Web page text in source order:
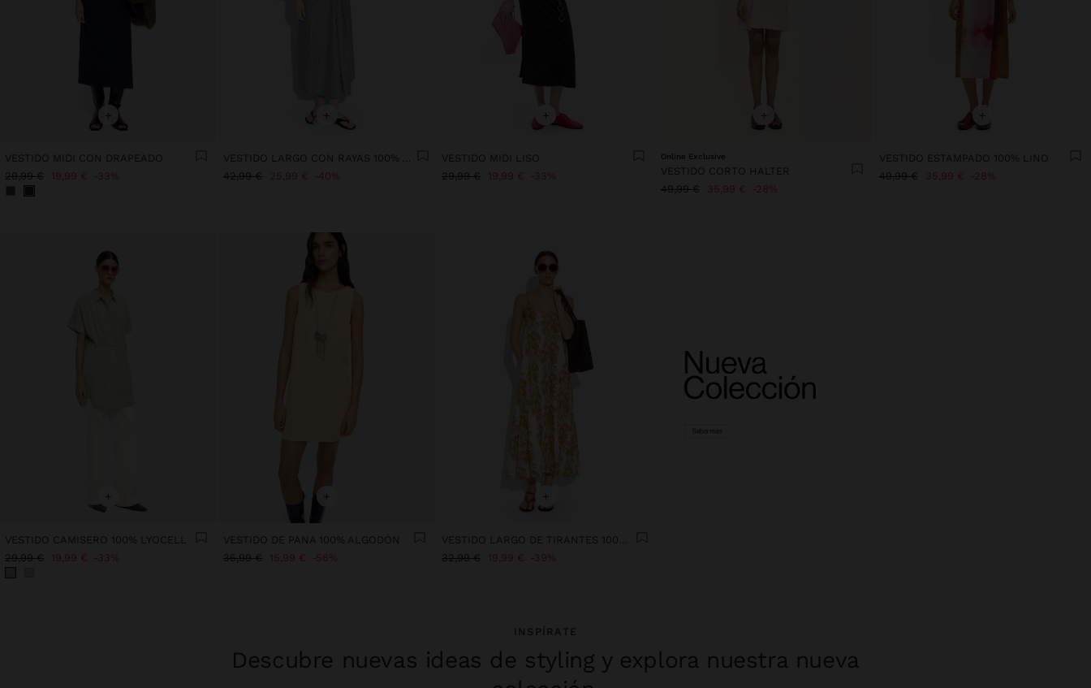
+
VESTIDO MIDI CON DRAPEADO
29,99 € 19,99 € 33%
+
VESTIDO LARGO CON RAYAS 100% ALGODÓN
42,99 € 25,99 € 40%
+
VESTIDO MIDI LISO
29,99 € 19,99 € 33%
+
Online Exclusive
VESTIDO CORTO HALTER
49,99 € 35,99 € 28%
+
VESTIDO ESTAMPADO 100% LINO
49,99 € 35,99 € 28%
+
VESTIDO CAMISERO 100% LYOCELL
29,99 € 19,99 € 33%
+
VESTIDO DE PANA 100% ALGODÓN
35,99 € 15,99 € 56%
+
32,99 € 19,99 € 39%
INSPÍRATE
Descubre nuevas ideas de styling y explora nuestra nueva